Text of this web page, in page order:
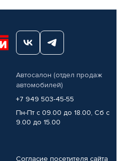
Автосалон (отдел продаж
автомобилей)
+7 949 503-45-55
Пн-Пт с 09.00 до 18.00, Сб с
9.00 до 15.00
Согласие посетителя сайта